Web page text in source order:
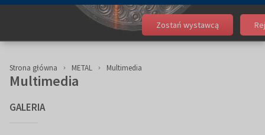
Zostań wystawcą
Strona główna METAL Multimedia
Multimedia
GALERIA